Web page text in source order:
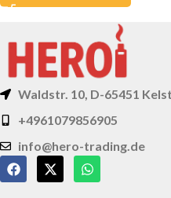
Waldstr. 10, D-65451
+4961079856905
info@hero-trading.de